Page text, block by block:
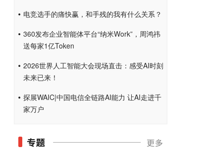
电竞选手的痛快赢，和手残的我有什么关系？
360发布企业智能体平台“纳米Work”，周鸿祎
送每家1亿Token
2026世界人工智能大会现场直击：感受AI时刻
未来已来！
探展WAIC|中国电信全链路AI能力 让AI走进千
家万户